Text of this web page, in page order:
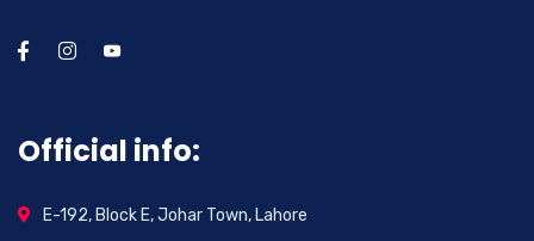
Official info:
E-192, Block E, Johar Town, Lahore